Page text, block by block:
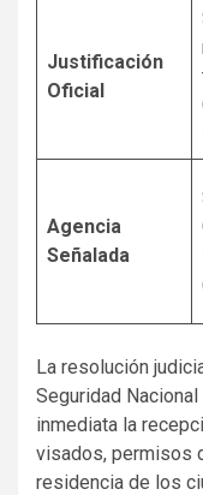
Justificación
Oficial
Agencia
Señalada
La resolución
Seguridad
inmediata la
visados, permisos
residencia de los